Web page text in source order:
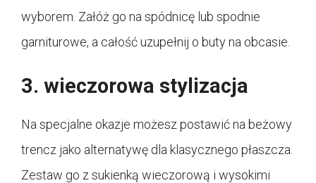
wyborem. Załóż go na spódnicę lub spodnie
garniturowe, a całość uzupełnij o buty na obcasie.
3. wieczorowa stylizacja
Na specjalne okazje możesz postawić na beżowy
trencz jako alternatywę dla klasycznego płaszcza.
Zestaw go z sukienką wieczorową i wysokimi